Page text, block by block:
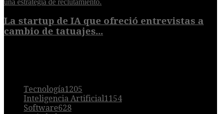
La startup de IA que ofreció entrevistas a
cambio de tatuajes...
Tecnología1205
Inteligencia Artificial1154
Software628